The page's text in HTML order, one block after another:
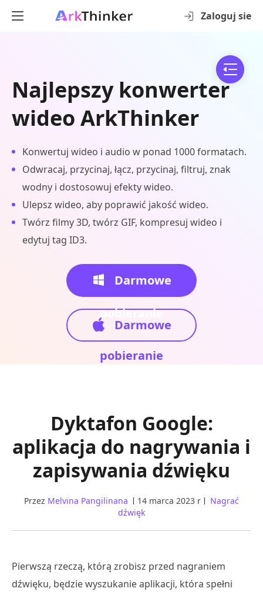
Zaloguj sie
Najlepszy konwerter
wideo ArkThinker
Konwertuj wideo i audio w ponad 1000 formatach.
Odwracaj, przycinaj, łącz, przycinaj, filtruj, znak
wodny i dostosowuj efekty wideo.
Ulepsz wideo, aby poprawić jakość wideo.
Twórz filmy 3D, twórz GIF, kompresuj wideo i
edytuj tag ID3.
Darmowe
pobieranie
Darmowe
pobieranie
Dyktafon Google:
aplikacja do nagrywania i
zapisywania dźwięku
Przez Melvina Pangilinana 14 marca 2023 r
Nagrać
dźwięk
Pierwszą rzeczą, którą zrobisz przed nagraniem
dźwięku, będzie wyszukanie aplikacji, która spełni